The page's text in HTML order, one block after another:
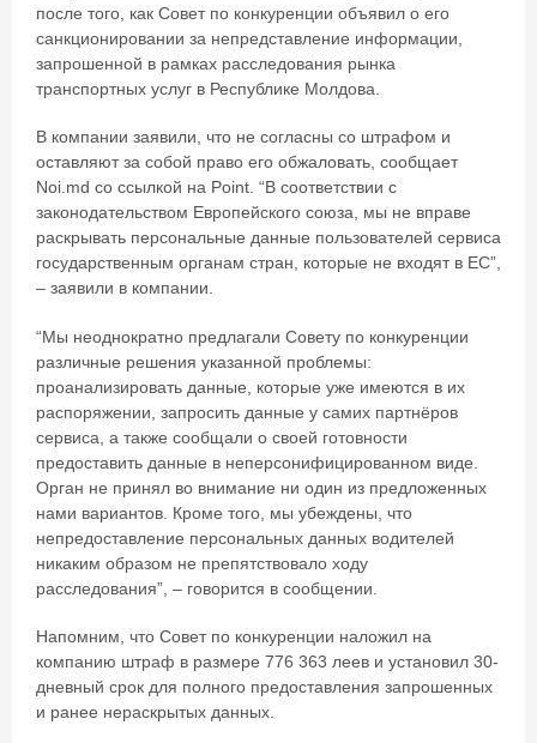
после того, как Совет по конкуренции объявил о его
санкционировании за непредставление информации,
запрошенной в рамках расследования рынка
транспортных услуг в Республике Молдова.
В компании заявили, что не согласны со штрафом и
оставляют за собой право его обжаловать, сообщает
Noi.md со ссылкой на Point. “В соответствии с
законодательством Европейского союза, мы не вправе
раскрывать персональные данные пользователей сервиса
государственным органам стран, которые не входят в ЕС”,
– заявили в компании.
“Мы неоднократно предлагали Совету по конкуренции
различные решения указанной проблемы:
проанализировать данные, которые уже имеются в их
распоряжении, запросить данные у самих партнёров
сервиса, а также сообщали о своей готовности
предоставить данные в неперсонифицированном виде.
Орган не принял во внимание ни один из предложенных
нами вариантов. Кроме того, мы убеждены, что
непредоставление персональных данных водителей
никаким образом не препятствовало ходу
расследования”, – говорится в сообщении.
Напомним, что Совет по конкуренции наложил на
компанию штраф в размере 776 363 леев и установил 30-
дневный срок для полного предоставления запрошенных
и ранее нераскрытых данных.